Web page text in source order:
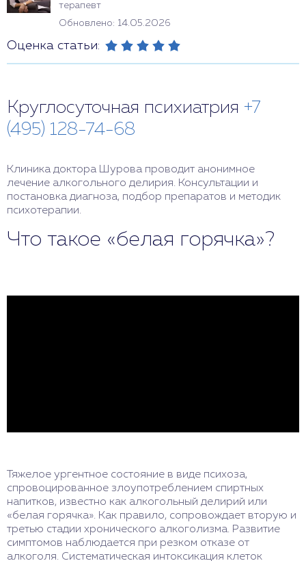
терапевт
Обновлено: 14.05.2026
Оценка статьи:
Круглосуточная психиатрия +7
(495) 128-74-68
Клиника доктора Шурова проводит анонимное
лечение алкогольного делирия. Консультации и
постановка диагноза, подбор препаратов и методик
психотерапии.
Что такое «белая горячка»?
Тяжелое ургентное состояние в виде психоза,
спровоцированное злоупотреблением спиртных
напитков, известно как алкогольный делирий или
«белая горячка». Как правило, сопровождает вторую и
третью стадии хронического алкоголизма. Развитие
симптомов наблюдается при резком отказе от
алкоголя. Систематическая интоксикация клеток